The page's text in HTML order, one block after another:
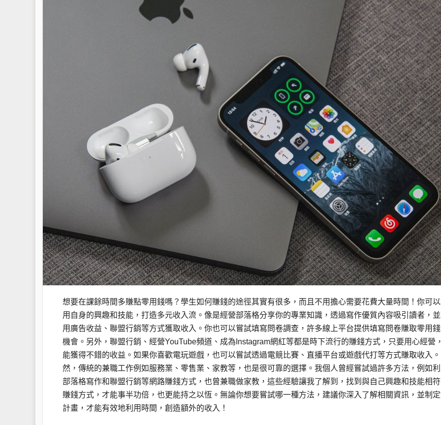
想要在課餘時間多賺點零用錢嗎？學生如何賺錢的途徑其實有很多，而且不用擔心需要花費大量時間！你可
用自身的興趣和技能，打造多元收入流。像是經營部落格分享你的專業知識，透過寫作優質內容吸引讀者，
用廣告收益、聯盟行銷等方式獲取收入。你也可以嘗試填寫問卷調查，許多線上平台提供填寫問卷賺取零用
機會。另外，聯盟行銷、經營YouTube頻道、成為Instagram網紅等都是時下流行的賺錢方式，只要用心經營
能獲得不錯的收益。如果你喜歡電玩遊戲，也可以嘗試透過電競比賽、直播平台或遊戲代打等方式賺取收入
然，傳統的兼職工作例如服務業、零售業、家教等，也是很可靠的選擇。我個人曾經嘗試過許多方法，例如
部落格寫作和聯盟行銷等網路賺錢方式，也曾兼職做家教，這些經驗讓我了解到，找到與自己興趣和技能相
賺錢方式，才能事半功倍，也更能持之以恆。無論你想要嘗試哪一種方法，建議你深入了解相關資訊，並制
計畫，才能有效地利用時間，創造額外的收入！